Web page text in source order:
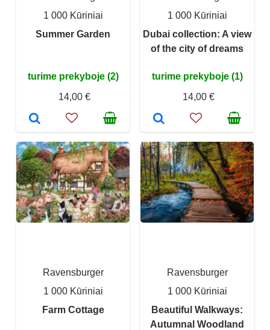
1 000 Kūriniai
Summer Garden
turime prekyboje (2)
14,00 €
1 000 Kūriniai
Dubai collection: A view
of the city of dreams
turime prekyboje (1)
14,00 €
Ravensburger
1 000 Kūriniai
Farm Cottage
Ravensburger
1 000 Kūriniai
Beautiful Walkways:
Autumnal Woodland